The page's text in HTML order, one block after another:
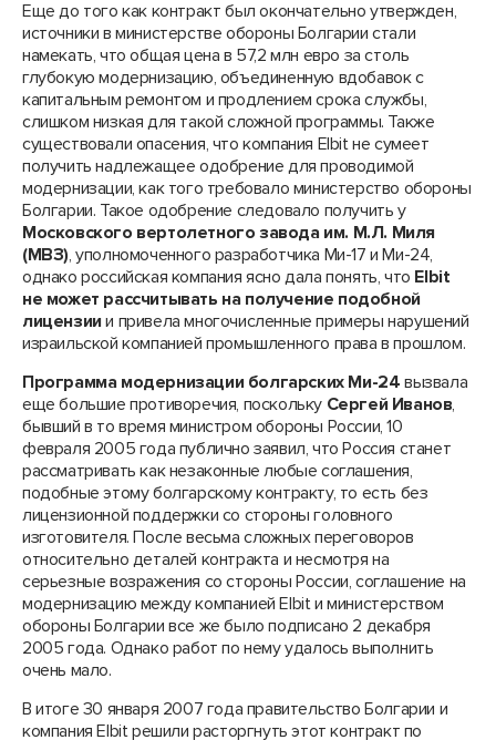
Еще до того как контракт был окончательно утвержден,
источники в министерстве обороны Болгарии стали
намекать, что общая цена в 57,2 млн евро за столь
глубокую модернизацию, объединенную вдобавок с
капитальным ремонтом и продлением срока службы,
слишком низкая для такой сложной программы. Также
существовали опасения, что компания Elbit не сумеет
получить надлежащее одобрение для проводимой
модернизации, как того требовало министерство обороны
Болгарии. Такое одобрение следовало получить у
Московского вертолетного завода им. М.Л. Миля
(МВЗ), уполномоченного разработчика Ми-17 и Ми-24,
однако российская компания ясно дала понять, что Elbit
не может рассчитывать на получение подобной
лицензии и привела многочисленные примеры нарушений
израильской компанией промышленного права в прошлом.
Программа модернизации болгарских Ми-24 вызвала
еще большие противоречия, поскольку Сергей Иванов,
бывший в то время министром обороны России, 10
февраля 2005 года публично заявил, что Россия станет
рассматривать как незаконные любые соглашения,
подобные этому болгарскому контракту, то есть без
лицензионной поддержки со стороны головного
изготовителя. После весьма сложных переговоров
относительно деталей контракта и несмотря на
серьезные возражения со стороны России, соглашение на
модернизацию между компанией Elbit и министерством
обороны Болгарии все же было подписано 2 декабря
2005 года. Однако работ по нему удалось выполнить
очень мало.
В итоге 30 января 2007 года правительство Болгарии и
компания Elbit решили расторгнуть этот контракт по